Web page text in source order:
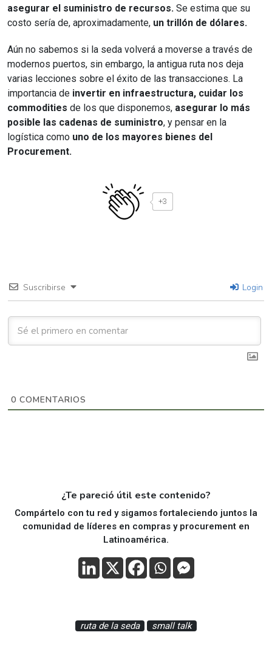
asegurar el suministro de recursos. Se estima que su
costo sería de, aproximadamente, un trillón de dólares.
Aún no sabemos si la seda volverá a moverse a través de
modernos puertos, sin embargo, la antigua ruta nos deja
varias lecciones sobre el éxito de las transacciones. La
importancia de invertir en infraestructura, cuidar los
commodities de los que disponemos, asegurar lo más
posible las cadenas de suministro, y pensar en la
logística como uno de los mayores bienes del
Procurement.
+3
Suscribirse Login
0 COMENTARIOS
¿Te pareció útil este contenido?
Compártelo con tu red y sigamos fortaleciendo juntos la
comunidad de líderes en compras y procurement en
Latinoamérica.
ruta de la seda small talk